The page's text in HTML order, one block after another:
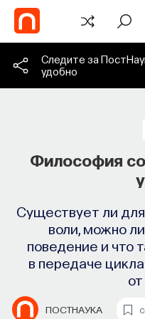
Следите за
удобно
Философия
Существует ли
воли, можно
поведение и что
в передаче
ПОСТНАУКА
ИИ в
4
24 мая ПостНаука
день рождения.
ПОСТНАУКА